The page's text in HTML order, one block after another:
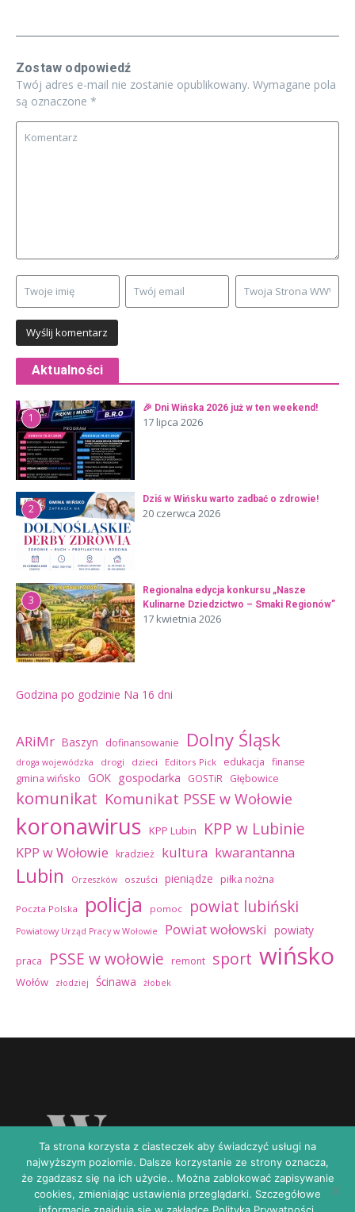
Zostaw odpowiedź
Twój adres e-mail nie zostanie opublikowany. Wymagane pola
są oznaczone *
Aktualności
1
🎉 Dni Wińska 2026 już w ten weekend!
17 lipca 2026
2
Dziś w Wińsku warto zadbać o zdrowie!
20 czerwca 2026
3
Regionalna edycja konkursu „Nasze
Kulinarne Dziedzictwo – Smaki Regionów”
17 kwietnia 2026
Godzina po godzinie Na 16 dni
ARiMr Baszyn dofinansowanie Dolny Śląsk
droga wojewódzka drogi dzieci Editors Pick edukacja finanse
gmina wińsko GOK gospodarka GOSTiR Głębowice
komunikat Komunikat PSSE w Wołowie
koronawirus KPP Lubin KPP w Lubinie
KPP w Wołowie kradzież kultura kwarantanna
Lubin Orzeszków oszuści pieniądze piłka nożna
Poczta Polska policja pomoc powiat lubiński
Powiatowy Urząd Pracy w Wołowie Powiat wołowski powiaty
praca PSSE w wołowie remont sport wińsko
Wołów złodziej Ścinawa żłobek
Ta strona korzysta z ciasteczek aby świadczyć usługi na
najwyższym poziomie. Dalsze korzystanie ze strony oznacza,
że zgadzasz się na ich użycie.. Można zablokować zapisywanie
cookies, zmieniając ustawienia przeglądarki. Szczegółowe